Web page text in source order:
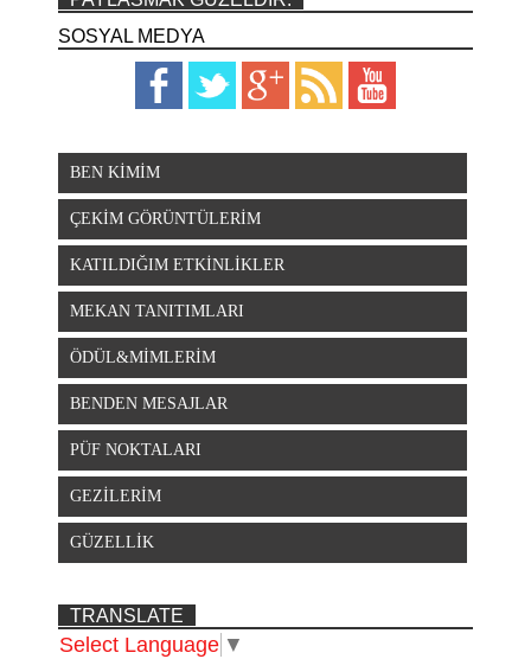
SOSYAL MEDYA
BEN KİMİM
ÇEKİM GÖRÜNTÜLERİM
KATILDIĞIM ETKİNLİKLER
MEKAN TANITIMLARI
ÖDÜL&MİMLERİM
BENDEN MESAJLAR
PÜF NOKTALARI
GEZİLERİM
GÜZELLİK
TRANSLATE
Select Language ▼